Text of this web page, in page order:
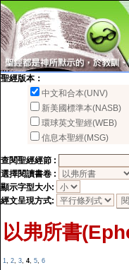
聖經版本：
中文和合本(UNV)
新美國標準本(NASB)
環球英文聖經(WEB)
信息本聖經(MSG)
查閱聖經經節 :
選擇閱讀書卷 :
顯示字型大小:
經文呈現方式:
以弗所書
1, 2, 3, 4, 5, 6